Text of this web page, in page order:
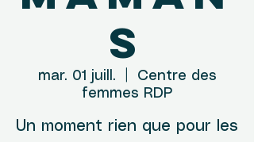
s
mar. 01 juill.
Centre des
femmes RDP
Un moment rien que pour les